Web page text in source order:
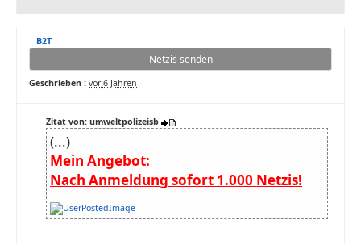
B2T
Netzis senden
Geschrieben : vor 6 Jahren
Zitat von: umweltpolizeisb
(...)
Mein Angebot:
Nach Anmeldung sofort 1.000 Netzis!